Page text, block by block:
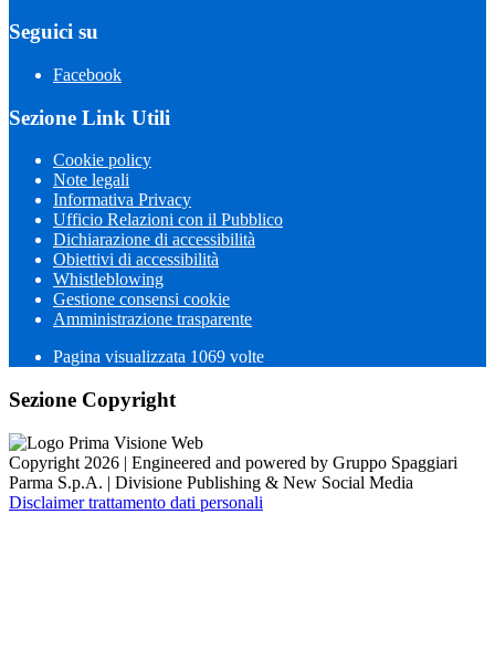
Seguici su
Facebook
Sezione Link Utili
Cookie policy
Note legali
Informativa Privacy
Ufficio Relazioni con il Pubblico
Dichiarazione di accessibilità
Obiettivi di accessibilità
Whistleblowing
Gestione consensi cookie
Amministrazione trasparente
Pagina visualizzata 1069 volte
Sezione Copyright
Copyright 2026 | Engineered and powered by Gruppo Spaggiari
Parma S.p.A. | Divisione Publishing & New Social Media
Disclaimer trattamento dati personali